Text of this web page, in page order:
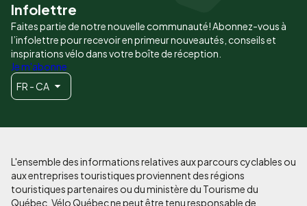
Infolettre
Faites partie de notre nouvelle communauté! Abonnez-vous à
l’infolettre pour recevoir en primeur nouveautés, conseils et
inspirations vélo dans votre boîte de réception.
Je m'abonne
FR - CA
L'ensemble des informations relatives aux parcours cyclables ou
aux entreprises touristiques proviennent des régions
touristiques partenaires ou du ministère du Tourisme du
Québec. Vélo Québec ne peut être tenu responsable de